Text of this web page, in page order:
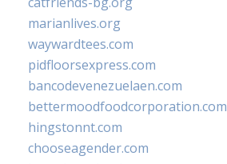
marianlives.org
waywardtees.com
pidfloorsexpress.com
bancodevenezuelaen.com
bettermoodfoodcorporation.com
hingstonnt.com
chooseagender.com